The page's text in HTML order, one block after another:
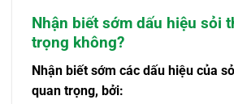
Nhận biết sớm dấu hiệu sỏi
trọng không?
Nhận biết sớm các dấu hiệu của
quan trọng, bởi: